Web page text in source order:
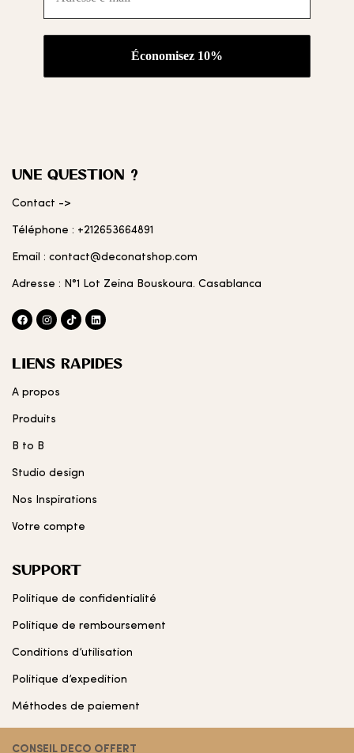
UNE QUESTION ?
Contact ->
Téléphone : +212653664891
Email : contact@deconatshop.com
Adresse : N°1 Lot Zeina Bouskoura. Casablanca
LIENS RAPIDES
A propos
Produits
B to B
Studio design
Nos Inspirations
Votre compte
SUPPORT
Politique de confidentialité
Politique de remboursement
Conditions d’utilisation
Politique d’expedition
Méthodes de paiement
CONSEIL DECO OFFERT